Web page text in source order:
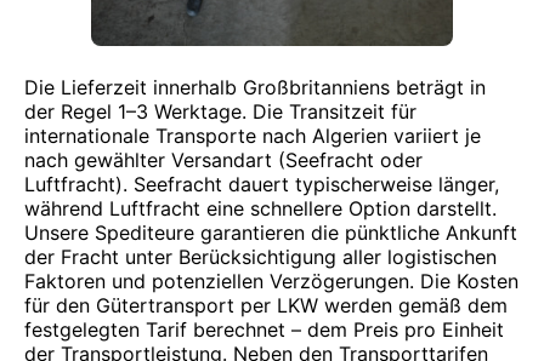
Die Lieferzeit innerhalb Großbritanniens beträgt in
der Regel 1–3 Werktage. Die Transitzeit für
internationale Transporte nach Algerien variiert je
nach gewählter Versandart (Seefracht oder
Luftfracht). Seefracht dauert typischerweise länger,
während Luftfracht eine schnellere Option darstellt.
Unsere Spediteure garantieren die pünktliche Ankunft
der Fracht unter Berücksichtigung aller logistischen
Faktoren und potenziellen Verzögerungen. Die Kosten
für den Gütertransport per LKW werden gemäß dem
festgelegten Tarif berechnet – dem Preis pro Einheit
der Transportleistung. Neben den Transporttarifen